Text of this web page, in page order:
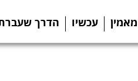
עכשיו הדרך